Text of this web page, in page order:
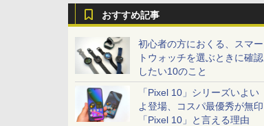
おすすめ記事
初心者の方におくる、スマー
トウォッチを選ぶときに確認
したい10のこと
「Pixel 10」シリーズいよい
よ登場、コスパ最優秀が無印
「Pixel 10」と言える理由